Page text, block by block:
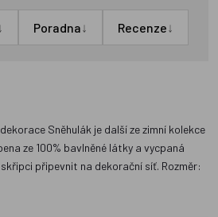
Poradna↓ Recenze↓
Sněhulák je další ze zimní kolekce
ze 100% bavlněné látky a vycpaná
připevnit na dekorační síť. Rozměr: